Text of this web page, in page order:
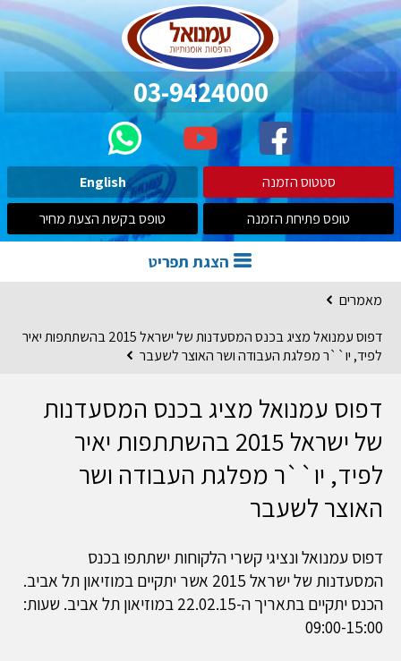
03-9424000
סטטוס הזמנה
English
טופס פתיחת הזמנה
טופס בקשת הצעת מחיר
מאמרים
דפוס עמנואל מציג בכנס המסעדנות של ישראל 2015 בהשתתפות יאיר
לפיד, יו``ר מפלגת העבודה ושר האוצר לשעבר
דפוס עמנואל מציג בכנס המסעדנות
של ישראל 2015 בהשתתפות יאיר
לפיד, יו``ר מפלגת העבודה ושר
האוצר לשעבר
דפוס עמנואל ונציגי קשרי הלקוחות ישתתפו בכנס
המסעדנות של ישראל 2015 אשר יתקיים במוזיאון תל אביב.
הכנס יתקיים בתאריך ה-22.02.15 במוזיאון תל אביב. שעות:
09:00-15:00